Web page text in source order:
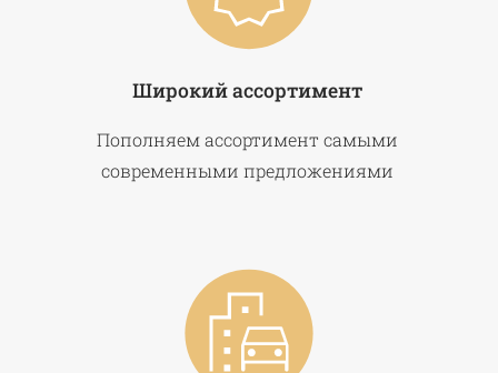
Широкий ассортимент
Пополняем ассортимент самыми
современными предложениями